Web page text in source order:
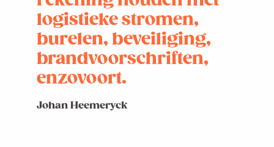
logistieke stromen,
burelen, beveiliging,
brandvoorschriften,
enzovoort.
Johan Heemeryck